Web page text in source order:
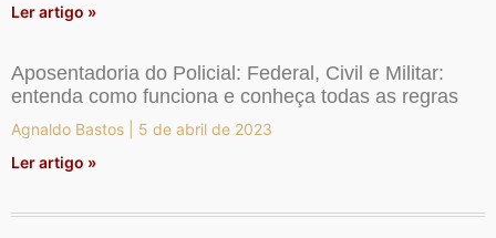
Ler artigo »
Aposentadoria do Policial: Federal, Civil e Militar:
entenda como funciona e conheça todas as regras
Agnaldo Bastos
5 de abril de 2023
Ler artigo »